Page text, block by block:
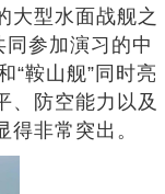
大型水面战舰之
同参加演习的中
“鞍山舰”同时亮
、防空能力以及
非常突出。